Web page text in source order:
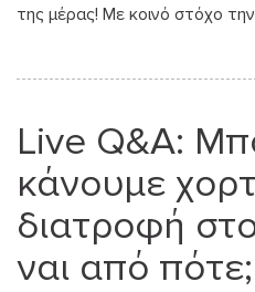
της μέρας! Με κοινό στόχο
Live Q&A:
κάνουμε
διατροφή
ναι από πότε;